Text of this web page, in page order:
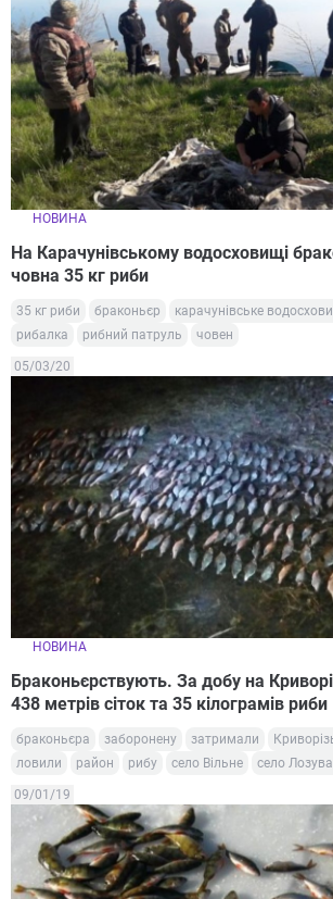
НОВИНА
На Карачунівському водосховищі
човна 35 кг риби
35 кг риби браконьєр карачунівське
рибалка
рибний патруль човен
05/03/20
НОВИНА
Браконьєрствують. За добу на
438 метрів сіток та 35 кілограмів риби
браконьєра заборонену затримали
ловили
район рибу село Вільне село
09/01/19